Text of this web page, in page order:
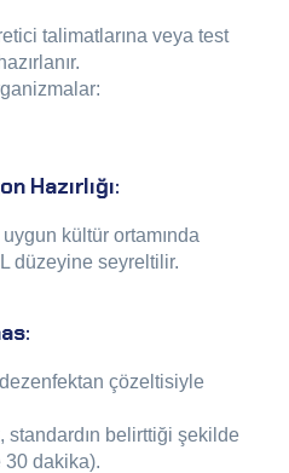
talimatlarına veya test
Hazırlığı:
kültür ortamında
düzeyine seyreltilir.
:
çözeltisiyle
standardın belirttiği şekilde
30 dakika).